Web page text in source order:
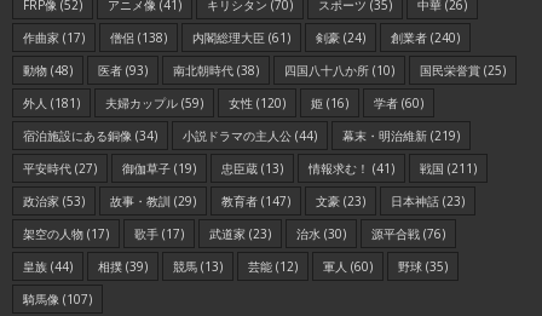
FRP像 (52) アニメ像 (41) キリシタン (70) スポーツ (35) 中華 (26)
作曲家 (17) 僧侶 (138) 内閣総理大臣 (61) 剣豪 (24) 創業者 (240)
動物 (48) 医者 (93) 南北朝時代 (38) 四国八十八か所 (10) 国民栄誉賞 (25)
外人 (181) 夫婦カップル (59) 女性 (120) 姫 (16) 学者 (60)
宿泊施設にある銅像 (34) 小説ドラマの主人公 (44) 幕末・明治維新 (219)
平安時代 (27) 御伽草子 (19) 忠臣蔵 (13) 情報求む！ (41) 戦国 (211)
政治家 (53) 故事・教訓 (29) 教育者 (147) 文豪 (23) 日本神話 (23)
架空の人物 (17) 歌手 (17) 武道家 (23) 治水 (30) 源平合戦 (76)
皇族 (44) 相撲 (39) 競馬 (13) 芸能 (12) 軍人 (60) 野球 (35)
騎馬像 (107)